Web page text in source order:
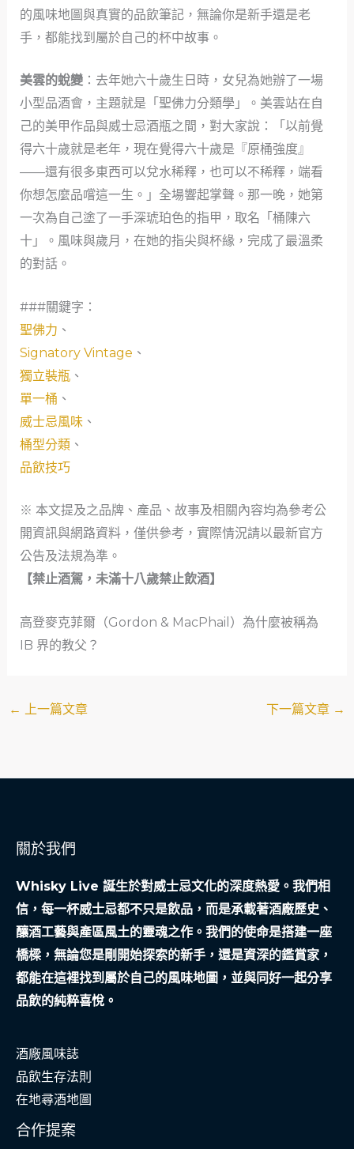
的風味地圖與真實的品飲筆記，無論你是新手還是老
手，都能找到屬於自己的杯中故事。
美雲的蛻變：去年她六十歲生日時，女兒為她辦了一場
小型品酒會，主題就是「聖佛力分類學」。美雲站在自
己的美甲作品與威士忌酒瓶之間，對大家說：「以前覺
得六十歲就是老年，現在覺得六十歲是『原桶強度』
——還有很多東西可以兌水稀釋，也可以不稀釋，端看
你想怎麼品嚐這一生。」全場響起掌聲。那一晚，她第
一次為自己塗了一手深琥珀色的指甲，取名「桶陳六
十」。風味與歲月，在她的指尖與杯緣，完成了最溫柔
的對話。
###關鍵字：
聖佛力 、
Signatory Vintage 、
獨立裝瓶、
單一桶 、
威士忌風味、
桶型分類、
品飲技巧
※ 本文提及之品牌、產品、故事及相關內容均為參考公
開資訊與網路資料，僅供參考，實際情況請以最新官方
公告及法規為準。
【禁止酒駕，未滿十八歲禁止飲酒】
高登麥克菲爾（Gordon & MacPhail）為什麼被稱為
IB 界的教父？
← 上一篇文章 下一篇文章 →
關於我們
Whisky Live 誕生於對威士忌文化的深度熱愛。我們相
信，每一杯威士忌都不只是飲品，而是承載著酒廠歷史、
釀酒工藝與產區風土的靈魂之作。我們的使命是搭建一座
橋樑，無論您是剛開始探索的新手，還是資深的鑑賞家，
都能在這裡找到屬於自己的風味地圖，並與同好一起分享
品飲的純粹喜悅。
酒廠風味誌
品飲生存法則
在地尋酒地圖
合作提案